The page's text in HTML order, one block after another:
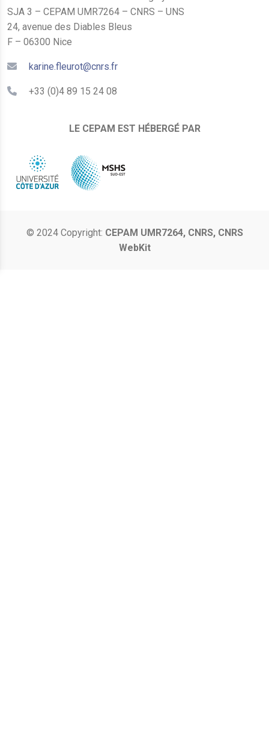
SJA 3 – CEPAM UMR7264 – CNRS – UNS
24, avenue des Diables Bleus
F – 06300 Nice
karine.fleurot@cnrs.fr
+33 (0)4 89 15 24 08
LE CEPAM EST HÉBERGÉ PAR
© 2024 Copyright: CEPAM UMR7264, CNRS, CNRS
WebKit